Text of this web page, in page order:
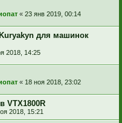
« 23 янв 2019, 00:14
для машинок
2018, 14:25
« 18 ноя 2018, 23:02
VTX1800R
2018, 15:21